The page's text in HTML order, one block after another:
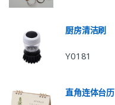
厨房清洁刷
Y0181
直角连体台历